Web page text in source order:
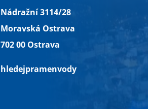
Nádražní 3114/28
Moravská Ostrava
702 00 Ostrava
hledejpramenvody